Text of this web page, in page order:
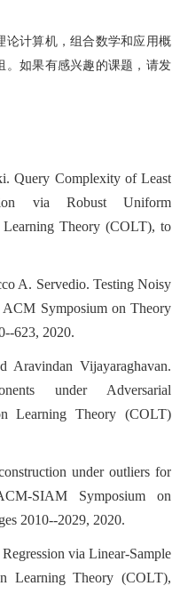
论计算机，组合数学和应用概
。如果有感兴趣的课题，请发
Query Complexity of Least
via Robust Uniform
Learning Theory (COLT), to
A. Servedio. Testing Noisy
Symposium on Theory
623, 2020.
Aravindan Vijayaraghavan.
under Adversarial
Learning Theory (COLT)
under outliers for
SIAM Symposium on
2010--2029, 2020.
via Linear-Sample
Learning Theory (COLT),